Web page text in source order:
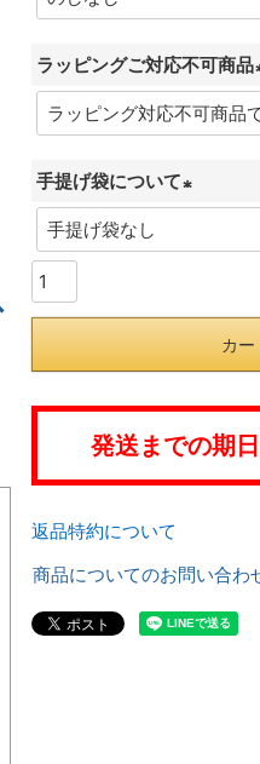
ラッピングご対応不可商品
(
)
手提げ袋について
必
)
カー
発送までの期
返品特約について
商品についてのお問い合わ